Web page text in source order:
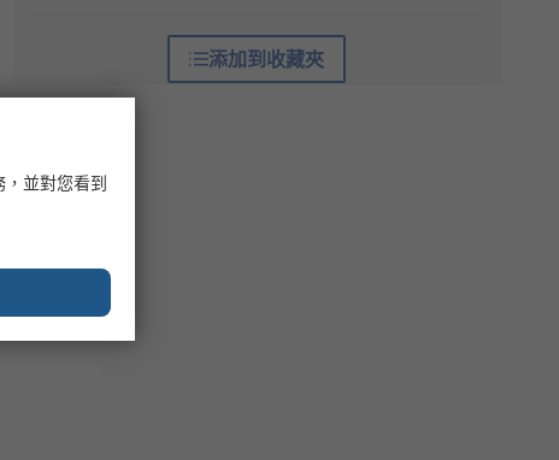
添加到收藏夾
並對您看到